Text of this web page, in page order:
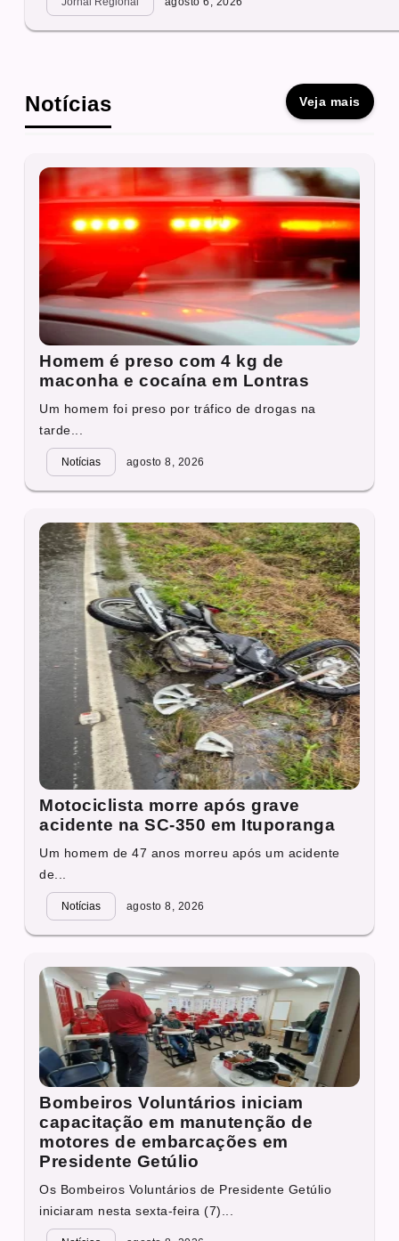
Notícias Veja mais
Homem é preso com 4 kg de
maconha e cocaína em Lontras
Um homem foi preso por tráfico de drogas na
tarde...
Notícias agosto 8, 2026
Motociclista morre após grave
acidente na SC-350 em Ituporanga
Um homem de 47 anos morreu após um acidente
de...
Notícias agosto 8, 2026
Bombeiros Voluntários iniciam
capacitação em manutenção de
motores de embarcações em
Presidente Getúlio
Os Bombeiros Voluntários de Presidente Getúlio
iniciaram nesta sexta-feira (7)...